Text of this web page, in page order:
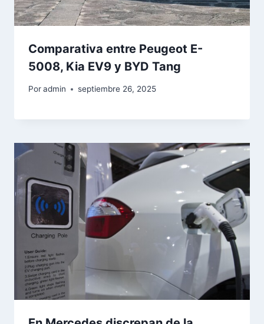
Comparativa entre Peugeot E-
5008, Kia EV9 y BYD Tang
Poradmin septiembre 26, 2025